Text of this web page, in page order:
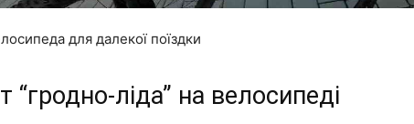
для далекої поїздки
“гродно-ліда” на велосипеді